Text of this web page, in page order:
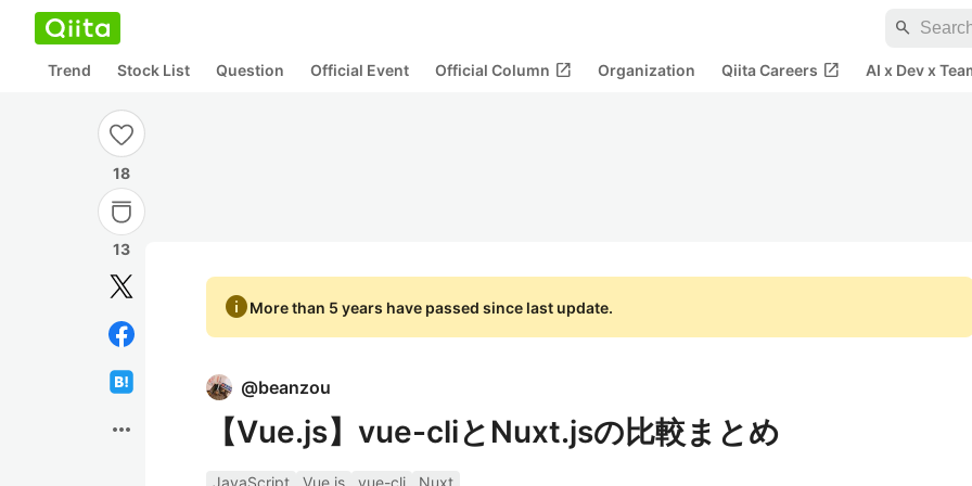
search
Trend Stock List Question Official Event Official Column open_in_new Organization Qiita Careers open_in_new AI x Dev x
18
13
more_horiz
infoMore than 5 years have passed since last update.
@beanzou
【Vue.js】vue-cliとNuxt.jsの比較まとめ
JavaScript Vue.js vue-cli
Nuxt